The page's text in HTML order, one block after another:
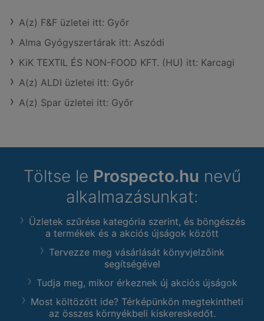
A(z) F&F üzletei itt: Győr
Alma Gyógyszertárak itt: Aszódi
KiK TEXTIL ÉS NON-FOOD KFT. (HU) itt: Karcagi
A(z) ALDI üzletei itt: Győr
A(z) Spar üzletei itt: Győr
Töltse le Prospecto.hu nevű
alkalmazásunkat:
Üzletek szűrése kategória szerint, és böngészés
a termékek és a akciós újságok között
Tervezze meg vásárlását könyvjelzőink
segítségével
Tudja meg, mikor érkeznek új akciós újságok
Most költözött ide? Térképünkön megtekintheti
az összes környékbeli kiskereskedőt.